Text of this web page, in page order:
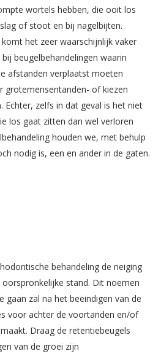
wortels hebben, die ooit los
of stoot en bij nagelbijten.
het zeer waarschijnlijk vaker
beugelbehandelingen waarin
afstanden verplaatst moeten
grotemensentanden- of kiezen
zelfs in dat geval is het niet
los gaat zitten dan wel verloren
houden we, met behulp
nodig is, een en ander in de gaten.
behandeling de neiging
stand. Dit noemen
gaan zal na het beëindigen van de
voor achter de voortanden en/of
Draag de retentiebeugels
van de groei zijn